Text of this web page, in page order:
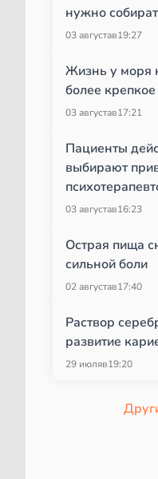
нужно
03 августав19:27
Жизнь у моря
более
03 августав17:21
Пациенты
выбирают
03 августав16:23
Острая пища
сильной боли
02 августав17:40
Раствор
развитие
29 июляв19:20